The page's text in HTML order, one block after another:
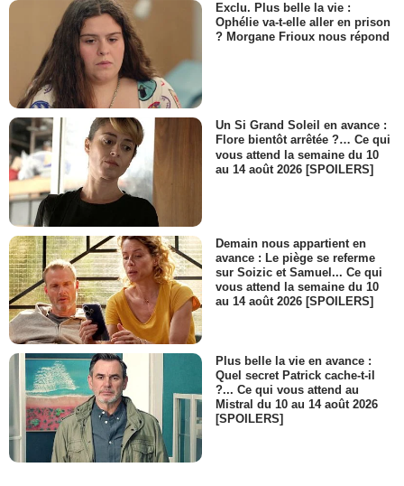
Exclu. Plus belle la vie :
Ophélie va-t-elle aller en prison
? Morgane Frioux nous répond
Un Si Grand Soleil en avance :
Flore bientôt arrêtée ?… Ce qui
vous attend la semaine du 10
au 14 août 2026 [SPOILERS]
Demain nous appartient en
avance : Le piège se referme
sur Soizic et Samuel... Ce qui
vous attend la semaine du 10
au 14 août 2026 [SPOILERS]
Plus belle la vie en avance :
Quel secret Patrick cache-t-il
?... Ce qui vous attend au
Mistral du 10 au 14 août 2026
[SPOILERS]